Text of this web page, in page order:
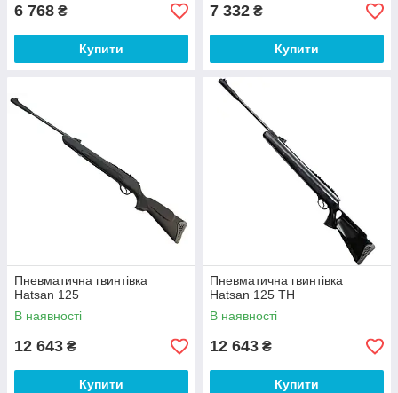
6 768 ₴
Купити
7 332 ₴
Купити
Пневматична гвинтівка
Hatsan 125
В наявності
12 643 ₴
Купити
Пневматична гвинтівка
Hatsan 125 TH
В наявності
12 643 ₴
Купити